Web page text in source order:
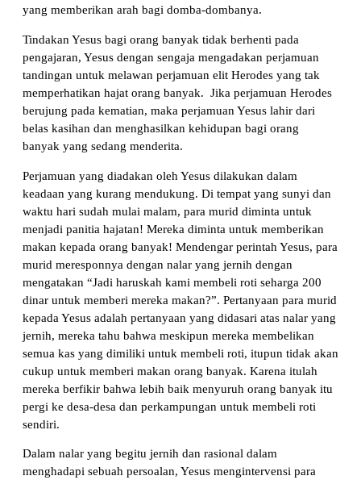
yang memberikan arah bagi domba-dombanya.
Tindakan Yesus bagi orang banyak tidak berhenti pada
pengajaran, Yesus dengan sengaja mengadakan perjamuan
tandingan untuk melawan perjamuan elit Herodes yang tak
memperhatikan hajat orang banyak. Jika perjamuan Herodes
berujung pada kematian, maka perjamuan Yesus lahir dari
belas kasihan dan menghasilkan kehidupan bagi orang
banyak yang sedang menderita.
Perjamuan yang diadakan oleh Yesus dilakukan dalam
keadaan yang kurang mendukung. Di tempat yang sunyi dan
waktu hari sudah mulai malam, para murid diminta untuk
menjadi panitia hajatan! Mereka diminta untuk memberikan
makan kepada orang banyak! Mendengar perintah Yesus, para
murid meresponnya dengan nalar yang jernih dengan
mengatakan “Jadi haruskah kami membeli roti seharga 200
dinar untuk memberi mereka makan?”. Pertanyaan para murid
kepada Yesus adalah pertanyaan yang didasari atas nalar yang
jernih, mereka tahu bahwa meskipun mereka membelikan
semua kas yang dimiliki untuk membeli roti, itupun tidak akan
cukup untuk memberi makan orang banyak. Karena itulah
mereka berfikir bahwa lebih baik menyuruh orang banyak itu
pergi ke desa-desa dan perkampungan untuk membeli roti
sendiri.
Dalam nalar yang begitu jernih dan rasional dalam
menghadapi sebuah persoalan, Yesus mengintervensi para